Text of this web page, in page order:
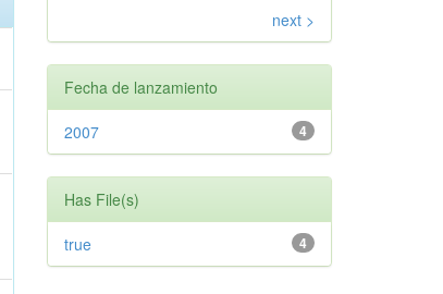
next >
Fecha de lanzamiento
4
2007
Has File(s)
4
true